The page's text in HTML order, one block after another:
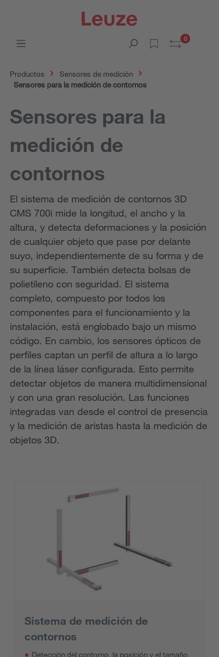
0
Productos
Sensores de medición
Sensores para la medición de contornos
Sensores para la
medición de
contornos
El sistema de medición de contornos 3D
CMS 700i mide la longitud, el ancho y la
altura, y detecta deformaciones y la posición
de cualquier objeto que pase por delante
suyo, independientemente de su forma y de
su superficie. También detecta bolsas de
polietileno con seguridad. El sistema
completo, compuesto por todos los
componentes para el funcionamiento y la
instalación, está englobado bajo un mismo
código. En cambio, los sensores ópticos de
perfiles captan un perfil de altura a lo largo
de la línea láser configurada. Esto permite
detectar objetos de manera multidimensional
y con una gran resolución. Las funciones
integradas van desde el control de presencia
y la medición de aristas hasta la medición de
objetos 3D.
Sistema de medición de
contornos
Detección del contorno, la posición y el tamaño